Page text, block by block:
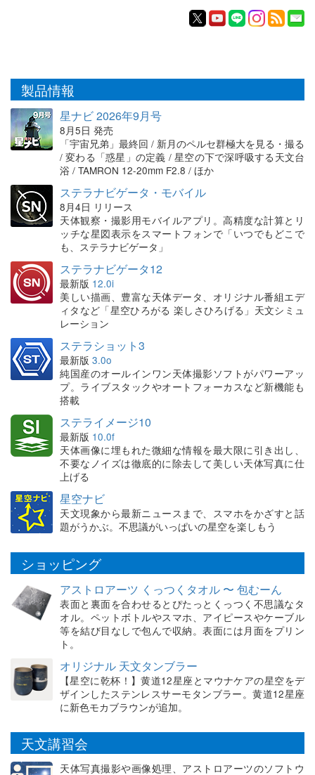
製品情報
星ナビ 2026年9月号
8月5日 発売
「宇宙兄弟」最終回 / 新月のペルセ群極大を見る・撮る
/ 変わる「惑星」の定義 / 星空の下で深呼吸する天文台
浴 / TAMRON 12-20mm F2.8 / ほか
ステラナビゲータ・モバイル
8月4日 リリース
天体観察・撮影用モバイルアプリ。高精度な計算とリ
ッチな星図表示をスマートフォンで「いつでもどこで
も、ステラナビゲータ」
ステラナビゲータ12
最新版 12.0i
美しい描画、豊富な天体データ、オリジナル番組エデ
ィタなど「星空ひろがる 楽しさひろげる」天文シミュ
レーション
ステラショット3
最新版 3.0o
純国産のオールインワン天体撮影ソフトがパワーアッ
プ。ライブスタックやオートフォーカスなど新機能も
搭載
ステライメージ10
最新版 10.0f
天体画像に埋もれた微細な情報を最大限に引き出し、
不要なノイズは徹底的に除去して美しい天体写真に仕
上げる
星空ナビ
天文現象から最新ニュースまで、スマホをかざすと話
題がうかぶ。不思議がいっぱいの星空を楽しもう
ショッピング
アストロアーツ くっつくタオル 〜 包むーん
表面と裏面を合わせるとぴたっとくっつく不思議なタ
オル。ペットボトルやスマホ、アイピースやケーブル
等を結び目なしで包んで収納。表面には月面をプリン
ト。
オリジナル 天文タンブラー
【星空に乾杯！】黄道12星座とマウナケアの星空をデ
ザインしたステンレスサーモタンブラー。黄道12星座
に新色モカブラウンが追加。
天文講習会
天体写真撮影や画像処理、アストロアーツのソフトウ